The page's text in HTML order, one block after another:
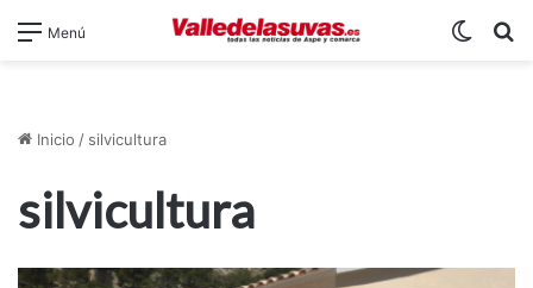
Menú
Inicio / silvicultura
silvicultura